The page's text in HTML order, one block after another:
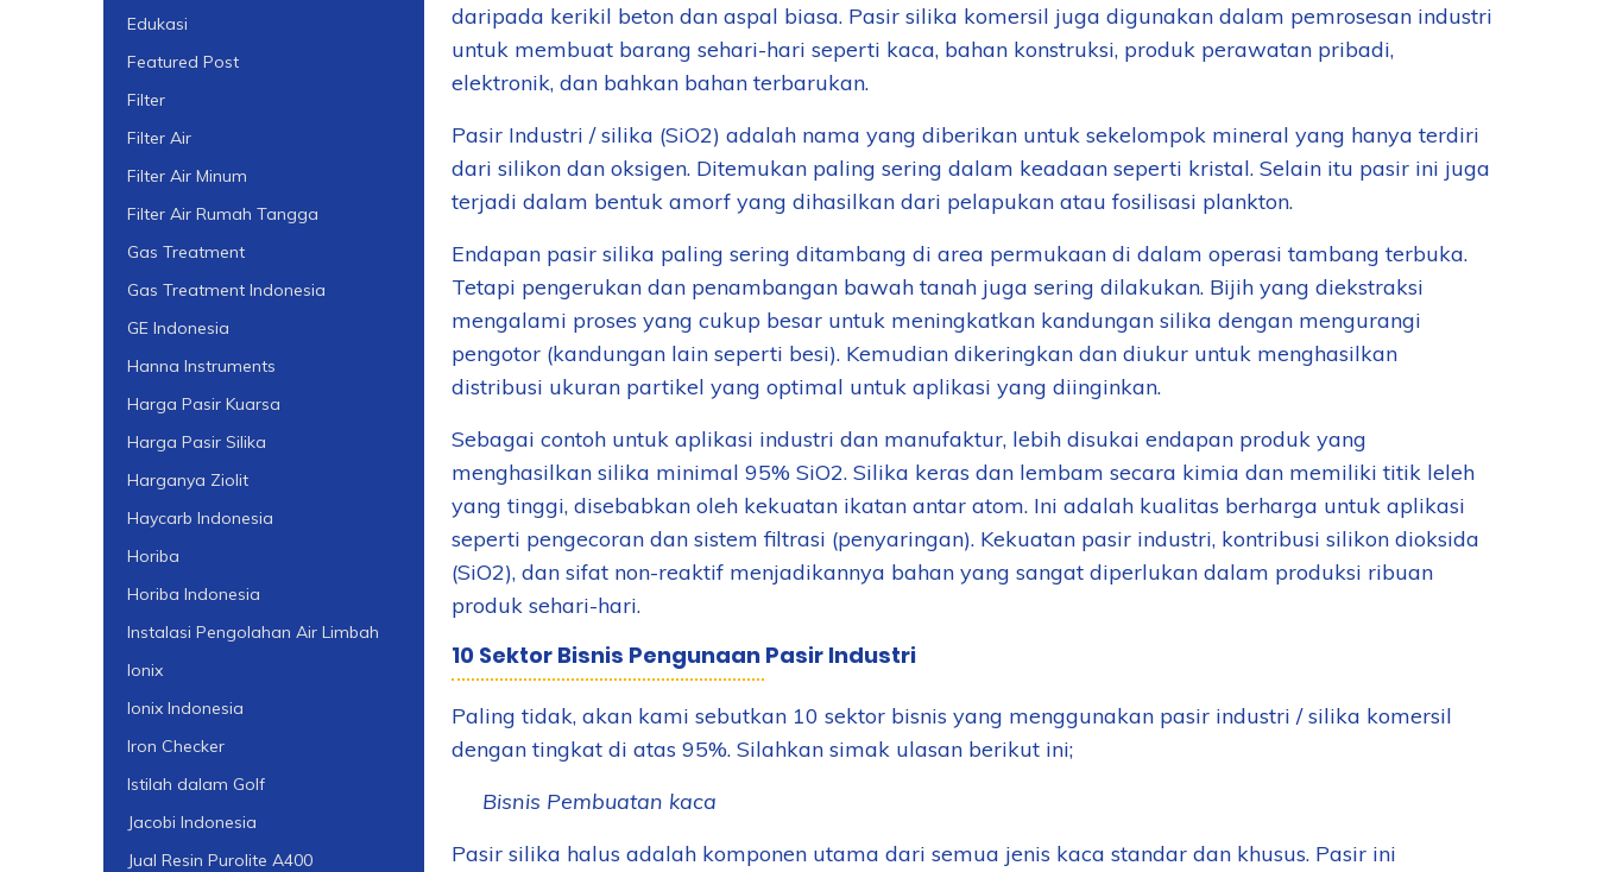
daripada kerikil beton dan aspal biasa. Pasir silika komersil juga digunakan dalam pemrosesan industri
untuk membuat barang sehari-hari seperti kaca, bahan konstruksi, produk perawatan pribadi,
elektronik, dan bahkan bahan terbarukan.
Pasir Industri / silika (SiO2) adalah nama yang diberikan untuk sekelompok mineral yang hanya terdiri
dari silikon dan oksigen. Ditemukan paling sering dalam keadaan seperti kristal. Selain itu pasir ini juga
terjadi dalam bentuk amorf yang dihasilkan dari pelapukan atau fosilisasi plankton.
Endapan pasir silika paling sering ditambang di area permukaan di dalam operasi tambang terbuka.
Tetapi pengerukan dan penambangan bawah tanah juga sering dilakukan. Bijih yang diekstraksi
mengalami proses yang cukup besar untuk meningkatkan kandungan silika dengan mengurangi
pengotor (kandungan lain seperti besi). Kemudian dikeringkan dan diukur untuk menghasilkan
distribusi ukuran partikel yang optimal untuk aplikasi yang diinginkan.
Sebagai contoh untuk aplikasi industri dan manufaktur, lebih disukai endapan produk yang
menghasilkan silika minimal 95% SiO2. Silika keras dan lembam secara kimia dan memiliki titik leleh
yang tinggi, disebabkan oleh kekuatan ikatan antar atom. Ini adalah kualitas berharga untuk aplikasi
seperti pengecoran dan sistem filtrasi (penyaringan). Kekuatan pasir industri, kontribusi silikon dioksida
(SiO2), dan sifat non-reaktif menjadikannya bahan yang sangat diperlukan dalam produksi ribuan
produk sehari-hari.
10 Sektor Bisnis Pengunaan Pasir Industri
Paling tidak, akan kami sebutkan 10 sektor bisnis yang menggunakan pasir industri / silika komersil
dengan tingkat di atas 95%. Silahkan simak ulasan berikut ini;
Bisnis Pembuatan kaca
Pasir silika halus adalah komponen utama dari semua jenis kaca standar dan khusus. Pasir ini
Edukasi
Featured Post
Filter
Filter Air
Filter Air Minum
Filter Air Rumah Tangga
Gas Treatment
Gas Treatment Indonesia
GE Indonesia
Hanna Instruments
Harga Pasir Kuarsa
Harga Pasir Silika
Harganya Ziolit
Haycarb Indonesia
Horiba
Horiba Indonesia
Instalasi Pengolahan Air Limbah
Ionix
Ionix Indonesia
Iron Checker
Istilah dalam Golf
Jacobi Indonesia
Jual Resin Purolite A400